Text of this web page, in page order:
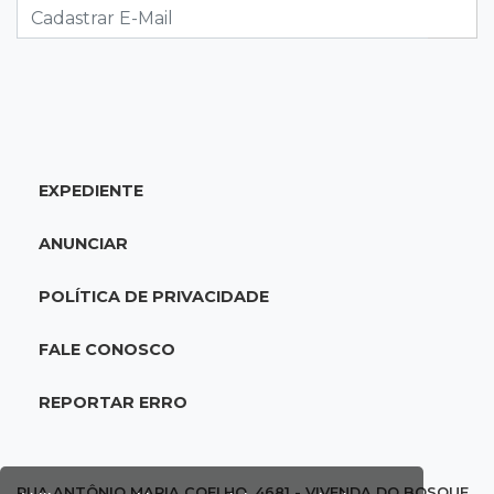
avanço das organizações criminosas
07:00Jogo Aberto
23:54Redução
EXPEDIENTE
ANUNCIAR
POLÍTICA DE PRIVACIDADE
FALE CONOSCO
REPORTAR ERRO